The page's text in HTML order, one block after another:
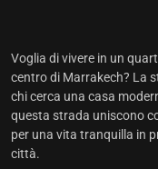
Voglia di vivere in un
centro di Marrakech? La
chi cerca una casa
questa strada uniscono
per una vita tranquilla in
città.